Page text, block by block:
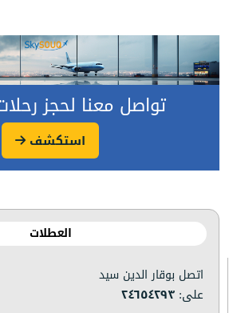
تواصل معنا لحجز
استكشف
العطلات
اتصل بوقار الدين سيد
على: ٢٤٦٥٤٢٩٣